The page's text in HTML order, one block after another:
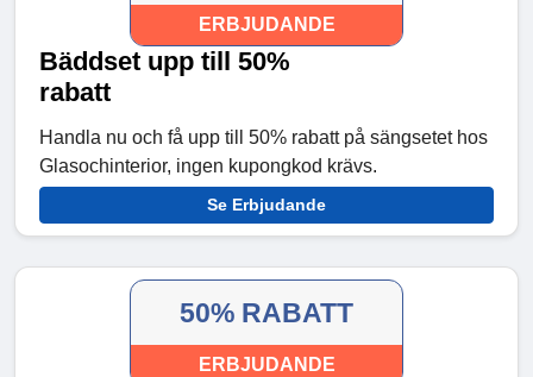
ERBJUDANDE
Bäddset upp till 50%
rabatt
Handla nu och få upp till 50% rabatt på sängsetet hos
Glasochinterior, ingen kupongkod krävs.
Se Erbjudande
50% RABATT
ERBJUDANDE